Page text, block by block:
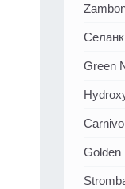
Селанк
Green
Golden